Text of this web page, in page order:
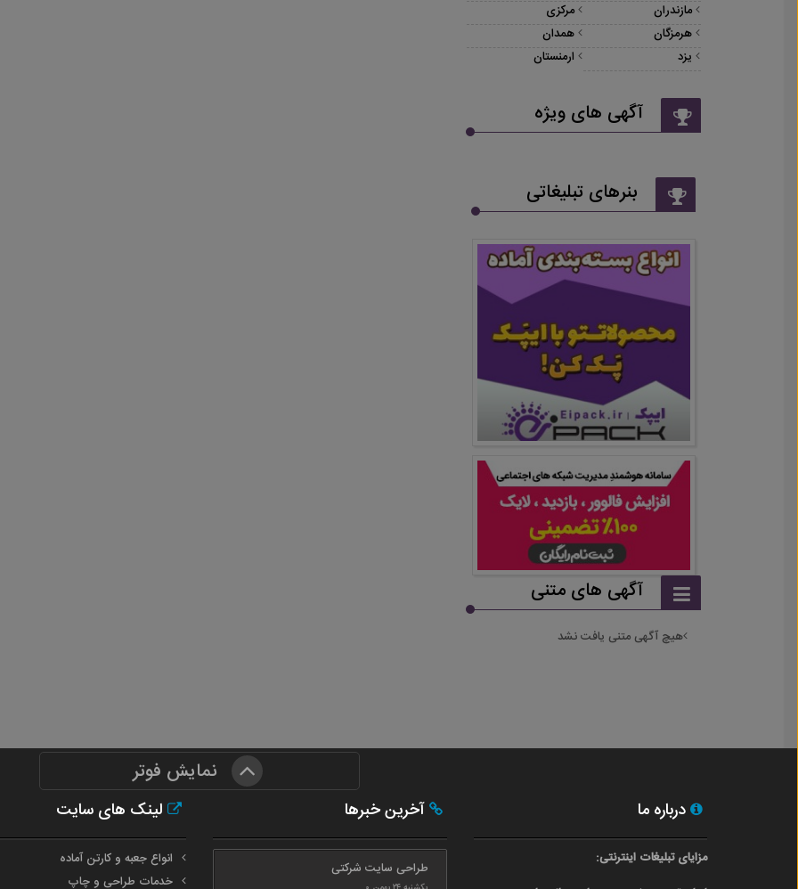
مازندران
مرکزی
هرمزگان
همدان
یزد
ارمنستان
آگهی های ویژه
بنرهای تبلیغاتی
آگهی های متنی
هیچ آگهی متنی یافت نشد
نمایش فوتر
درباره ما
مزایای تبلیغات اینترنتی:
آخرین خبرها
طراحی سایت شرکتی
لینک های سایت
انواع جعبه و کارتن آماده
خدمات طراحی و چاپ